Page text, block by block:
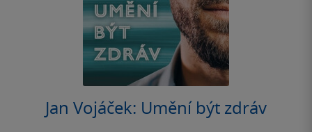
Jan Vojáček: Umění být zdráv